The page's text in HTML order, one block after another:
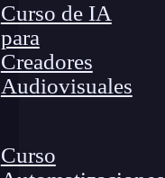
Curso de IA
para
Creadores
Audiovisuales
Curso